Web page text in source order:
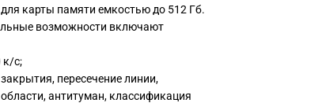
карты памяти емкостью до 512 Гб.
возможности включают
к/с;
пересечение линии,
антитуман, классификация